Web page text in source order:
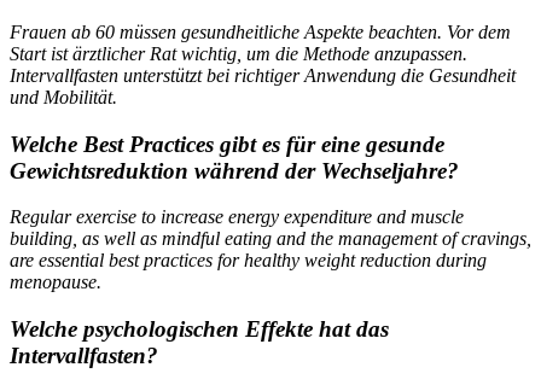
Frauen ab 60 müssen gesundheitliche Aspekte beachten. Vor dem
Start ist ärztlicher Rat wichtig, um die Methode anzupassen.
Intervallfasten unterstützt bei richtiger Anwendung die Gesundheit
und Mobilität.
Welche Best Practices gibt es für eine gesunde
Gewichtsreduktion während der Wechseljahre?
Regular exercise to increase energy expenditure and muscle
building, as well as mindful eating and the management of cravings,
are essential best practices for healthy weight reduction during
menopause.
Welche psychologischen Effekte hat das
Intervallfasten?